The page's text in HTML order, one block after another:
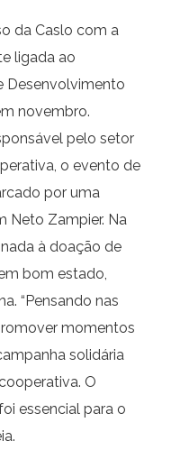
da Caslo com a
ligada ao
Desenvolvimento
novembro.
pelo setor
o evento de
por uma
Neto Zampier. Na
à doação de
bom estado,
“Pensando nas
momentos
solidária
O
essencial para o